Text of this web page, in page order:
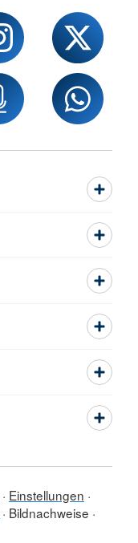
Einstellungen
Bildnachweise